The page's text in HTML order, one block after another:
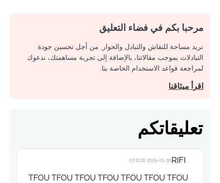
مرحبا بكم في فضاء التعليق
نريد مساحة للنقاش والتبادل والحوار. من أجل تحسين جودة
التبادلات بموجب مقالاتنا، بالإضافة إلى تجربة مساهمتك، ندعوك
لمراجعة قواعد الاستخدام الخاصة بنا.
اقرأ ميثاقنا
تعليقاتكم
RIFI
2019-01-30 07:11:18
TFOU TFOU TFOU TFOU TFOU TFOU TFOU